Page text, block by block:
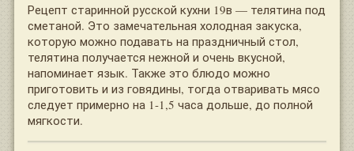
Рецепт старинной русской кухни 19в — телятина под
сметаной. Это замечательная холодная закуска,
которую можно подавать на праздничный стол,
телятина получается нежной и очень вкусной,
напоминает язык. Также это блюдо можно
приготовить и из говядины, тогда отваривать мясо
следует примерно на 1-1,5 часа дольше, до полной
мягкости.